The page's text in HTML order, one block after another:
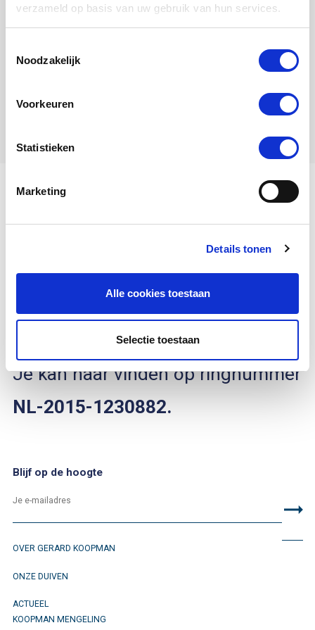
verzameld op basis van uw gebruik van hun services.
Noodzakelijk
Voorkeuren
Statistieken
Marketing
Details tonen
Alle cookies toestaan
Selectie toestaan
Doffer
Mijn naam is Belmira.
Belmira
Je kan haar vinden op ringnummer
NL-2015-1230882.
Blijf op de hoogte
OVER GERARD KOOPMAN
ONZE DUIVEN
ACTUEEL
KOOPMAN MENGELING